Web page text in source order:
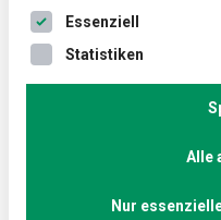
Munde und genießt
zu den
purpurfarbene
Mitten in Berlin-
Elefanten“ von Anzela
Es folgt eine Liste der
Essenziell
Statistiken
Alle
Nur